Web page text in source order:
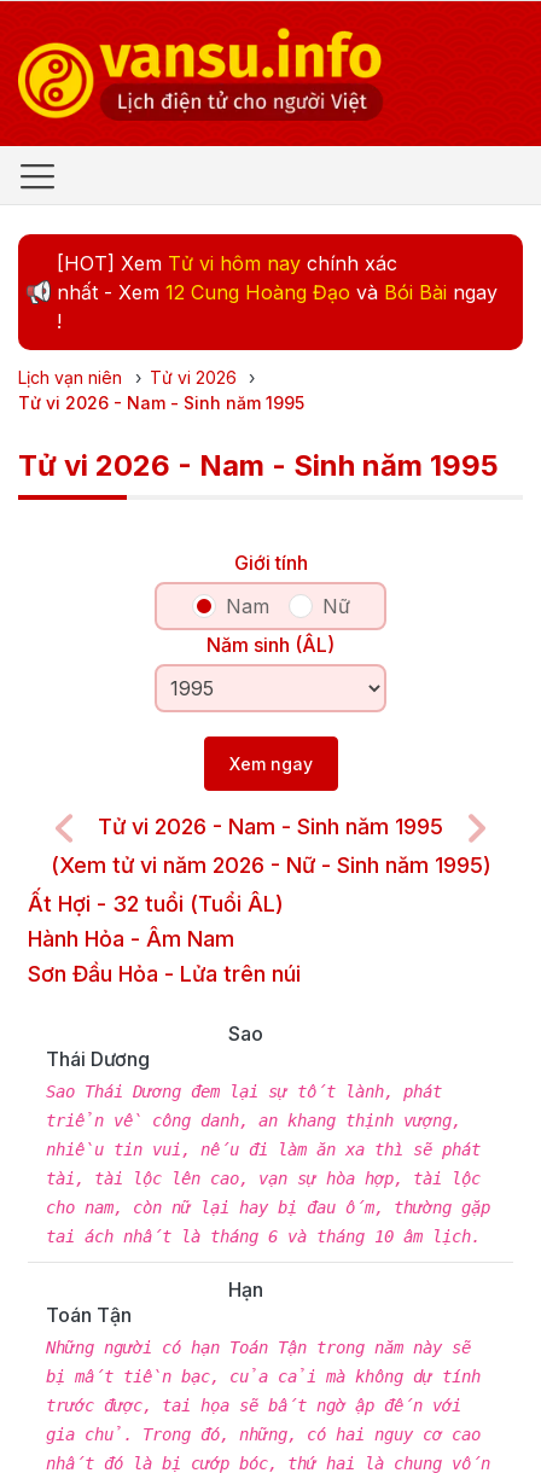
[HOT] Xem Tử vi hôm nay chính xác
nhất - Xem 12 Cung Hoàng Đạo và Bói Bài ngay
!
Lịch vạn niên › Tử vi 2026
›
Tử vi 2026 - Nam - Sinh năm 1995
Tử vi 2026 - Nam - Sinh năm 1995
Giới tính
Nam
Nữ
Năm sinh (ÂL)
Xem ngay
Tử vi 2026 - Nam - Sinh năm 1995
(Xem tử vi năm 2026 - Nữ - Sinh năm 1995)
Ất Hợi - 32 tuổi (Tuổi ÂL)
Hành Hỏa - Âm Nam
Sơn Đầu Hỏa - Lửa trên núi
Sao
Thái Dương
Sao Thái Dương đem lại sự tốt lành, phát
triển về công danh, an khang thịnh vượng,
nhiều tin vui, nếu đi làm ăn xa thì sẽ phát
tài, tài lộc lên cao, vạn sự hòa hợp, tài lộc
cho nam, còn nữ lại hay bị đau ốm, thường gặp
tai ách nhất là tháng 6 và tháng 10 âm lịch.
Hạn
Toán Tận
Những người có hạn Toán Tận trong năm này sẽ
bị mất tiền bạc, của cải mà không dự tính
trước được, tai họa sẽ bất ngờ ập đến với
gia chủ. Trong đó, những, có hai nguy cơ cao
nhất đó là bị cướp bóc, thứ hai là chung vốn